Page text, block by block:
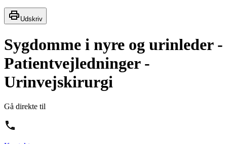
Udskriv
Sygdomme i nyre og urinleder -
Patientvejledninger -
Urinvejskirurgi
Gå direkte til